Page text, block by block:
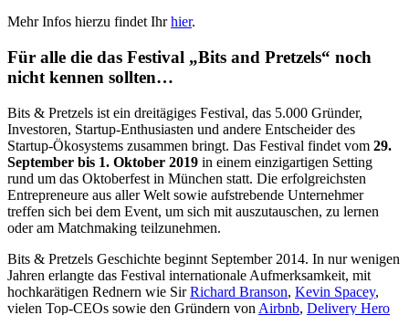
Mehr Infos hierzu findet Ihrhier.
Für alle die das Festival „Bits and Pretzels“ noch
nicht kennen sollten…
Bits & Pretzels ist ein dreitägiges Festival, das 5.000 Gründer,
Investoren, Startup-Enthusiasten und andere Entscheider des
Startup-Ökosystems zusammen bringt. Das Festival findet vom 29.
September bis 1. Oktober 2019 in einem einzigartigen Setting
rund um das Oktoberfest in München statt. Die erfolgreichsten
Entrepreneure aus aller Welt sowie aufstrebende Unternehmer
treffen sich bei dem Event, um sich mit auszutauschen, zu lernen
oder am Matchmaking teilzunehmen.
Bits & Pretzels Geschichte beginnt September 2014. In nur wenigen
Jahren erlangte das Festival internationale Aufmerksamkeit, mit
hochkarätigen Rednern wie SirRichard Branson, Kevin Spacey,
vielen Top-CEOs sowie den Gründern von Airbnb, Delivery Hero